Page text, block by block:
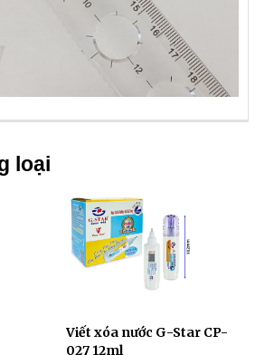
loại
Viết xóa nước G-Star CP-
027 12ml